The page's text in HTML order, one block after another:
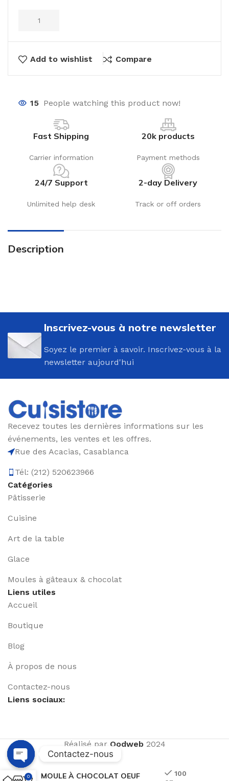
Add to wishlist Compare
15 People watching this product now!
Fast Shipping
Carrier information
20k products
Payment methods
24/7 Support
Unlimited help desk
2-day Delivery
Track or off orders
Description
Inscrivez-vous à notre newsletter
Soyez le premier à savoir. Inscrivez-vous à la
newsletter aujourd'hui
Recevez toutes les dernières informations sur les
événements, les ventes et les offres.
Rue des Acacias, Casablanca
Tél: (212) 520623966
Catégories
Pâtisserie
Cuisine
Art de la table
Glace
Moules à gâteaux & chocolat
Liens utiles
Accueil
Boutique
Blog
À propos de nous
Contactez-nous
Liens sociaux:
Réalisé par Qodweb2024
MOULE À CHOCOLAT OEUF
100
0
Contactez-nous
Open